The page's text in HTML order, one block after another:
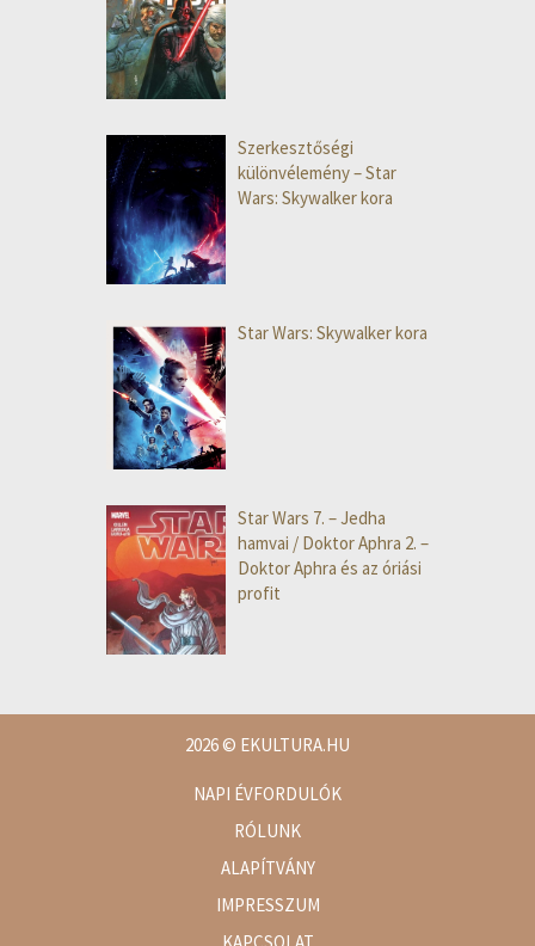
Szerkesztőségi
különvélemény – Star
Wars: Skywalker kora
Star Wars: Skywalker kora
Star Wars 7. – Jedha
hamvai / Doktor Aphra 2. –
Doktor Aphra és az óriási
profit
2026© EKULTURA.HU
NAPI ÉVFORDULÓK
RÓLUNK
ALAPÍTVÁNY
IMPRESSZUM
KAPCSOLAT